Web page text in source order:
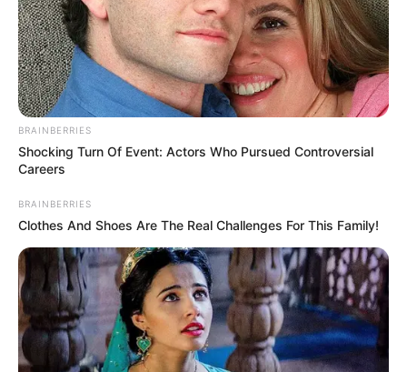
Tanggal Lahir:
27 Oktober 1992
Tempat Lahir:
Berlin,Jerman
Umur:
33 Tahun
Profesi:
Aktris
Edit
Jella Haase menunjukkan bakatnya di bidang akting dengan
tampil dalam teater drama. Setelah itu di usia masih 15 tahun, ia
sudah tampil dalam film pendek yang berjudulDer letzte Rest
(2009).
BRAINBERRIES
Shocking Turn Of Event: Actors Who Pursued Controversial
Careers
BRAINBERRIES
Clothes And Shoes Are The Real Challenges For This Family!